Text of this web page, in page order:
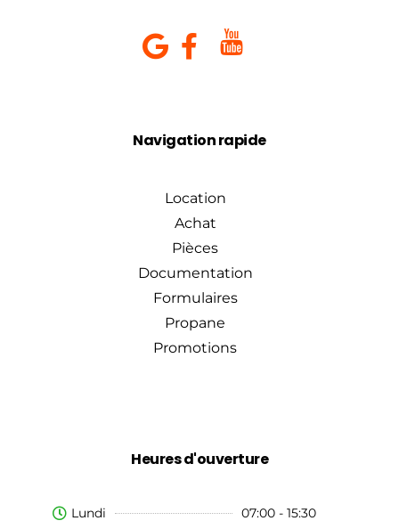
Navigation rapide
Location
Achat
Pièces
Documentation
Formulaires
Propane
Promotions
Heures d'ouverture
Lundi
07:00 - 15:30